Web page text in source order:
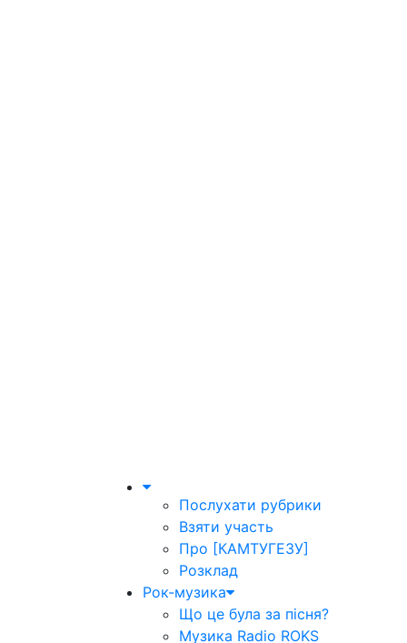
Послухати рубрики
Взяти участь
Про [КАМТУГЕЗУ]
Розклад
Рок-музика
Що це була за пісня?
Музика Radio ROKS